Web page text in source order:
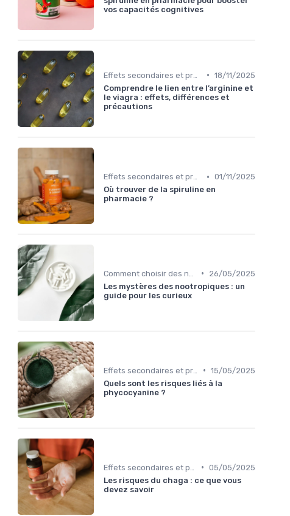
vos capacités cognitives
• 18/11/2025
Comprendre le lien entre l’arginine et
le viagra : effets, différences et
précautions
Effets secondaires et précautions • 01/11/2025
Où trouver de la spiruline en
pharmacie ?
•
26/05/2025
Les mystères des nootropiques : un
guide pour les curieux
• 15/05/2025
Quels sont les risques liés à la
phycocyanine ?
• 05/05/2025
Les risques du chaga : ce que vous
devez savoir